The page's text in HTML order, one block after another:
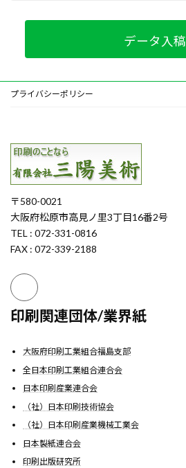
データ入稿
プライバシーポリシー
〒580-0021
大阪府松原市高見ノ里3丁目16番2号
TEL : 072-331-0816
FAX : 072-339-2188
印刷関連団体/業界紙
大阪府印刷工業組合福島支部
全日本印刷工業組合連合会
日本印刷産業連合会
（社）日本印刷技術協会
（社）日本印刷産業機械工業会
日本製紙連合会
印刷出版研究所